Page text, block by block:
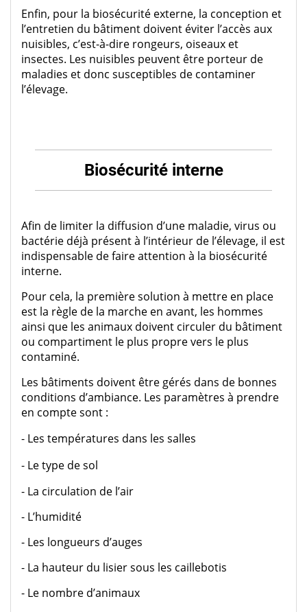
Enfin, pour la biosécurité externe, la conception et
l’entretien du bâtiment doivent éviter l’accès aux
nuisibles, c’est-à-dire rongeurs, oiseaux et
insectes. Les nuisibles peuvent être porteur de
maladies et donc susceptibles de contaminer
l’élevage.
Biosécurité interne
Afin de limiter la diffusion d’une maladie, virus ou
bactérie déjà présent à l’intérieur de l’élevage, il est
indispensable de faire attention à la biosécurité
interne.
Pour cela, la première solution à mettre en place
est la règle de la marche en avant, les hommes
ainsi que les animaux doivent circuler du bâtiment
ou compartiment le plus propre vers le plus
contaminé.
Les bâtiments doivent être gérés dans de bonnes
conditions d’ambiance. Les paramètres à prendre
en compte sont :
- Les températures dans les salles
- Le type de sol
- La circulation de l’air
- L’humidité
- Les longueurs d’auges
- La hauteur du lisier sous les caillebotis
- Le nombre d’animaux